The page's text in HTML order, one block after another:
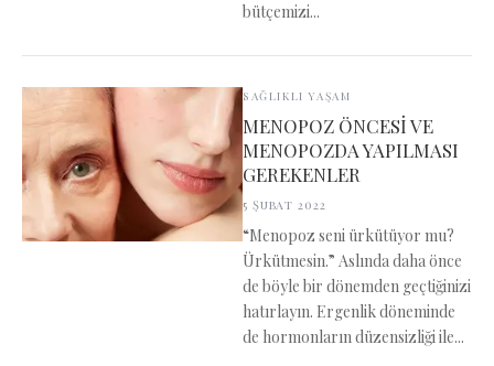
bütçemizi...
SAĞLIKLI YAŞAM
MENOPOZ ÖNCESİ VE
MENOPOZDA YAPILMASI
GEREKENLER
5 Şubat 2022
“Menopoz seni ürkütüyor mu?
Ürkütmesin.” Aslında daha önce
de böyle bir dönemden geçtiğinizi
hatırlayın. Ergenlik döneminde
de hormonların düzensizliği ile...